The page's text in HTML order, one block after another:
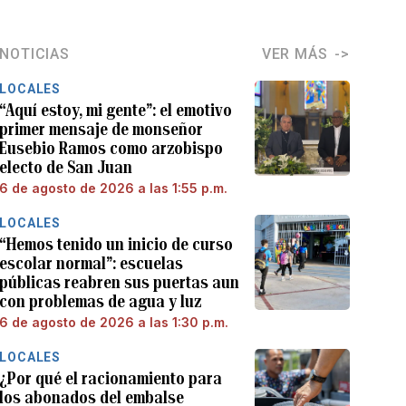
NOTICIAS VER MÁS
LOCALES
“Aquí estoy, mi gente”: el emotivo
primer mensaje de monseñor
Eusebio Ramos como arzobispo
electo de San Juan
6 de agosto de 2026 a las 1:55 p.m.
LOCALES
“Hemos tenido un inicio de curso
escolar normal”: escuelas
públicas reabren sus puertas aun
con problemas de agua y luz
6 de agosto de 2026 a las 1:30 p.m.
LOCALES
¿Por qué el racionamiento para
los abonados del embalse